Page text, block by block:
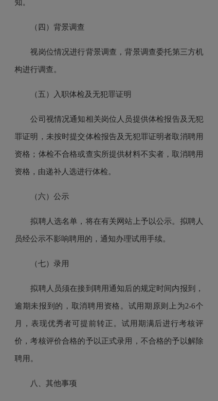
知。
（四）背景调查
视岗位情况进行背景调查，背景调查委托第三方机
构进行调查。
（五）入职体检及无犯罪证明
公司 视情况通知相关岗位人员提供体检报告及无犯
罪证明，未按时提交体检报告及无犯罪证明者取消聘用
资格；体检不合格或查实所提供材料不实者，取消聘用
资格，由递补人选进行体检。
（六）公示
拟聘人选名单，将在有关网站上予以公示。拟聘人
员经公示不影响聘用的，通知办理试用手续。
（七）录用
拟聘人员须在接到聘用通知后的规定时间内报到，
逾期未报到的，取消聘用资格。试用期原则 上 为2-6个
月，表现优秀者可提前转正。试用期满后进行考核评
价，考核评价合格的予以正式录用，不合格的予以解除
聘用。
八、其他事项